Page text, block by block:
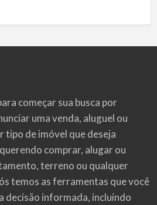
começar sua busca por
uma venda, aluguel ou
tipo de imóvel que deseja
comprar, alugar ou
terreno ou qualquer
temos as ferramentas que você
decisão informada, incluindo